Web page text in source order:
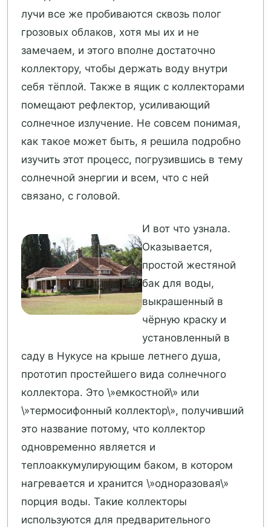
лучи все же пробиваются сквозь полог
грозовых облаков, хотя мы их и не
замечаем, и этого вполне достаточно
коллектору, чтобы держать воду внутри
себя тёплой. Также в ящик с коллекторами
помещают рефлектор, усиливающий
солнечное излучение. Не совсем понимая,
как такое может быть, я решила подробно
изучить этот процесс, погрузившись в тему
солнечной энергии и всем, что с ней
связано, с головой.
И вот что узнала.
Оказывается,
простой жестяной
бак для воды,
выкрашенный в
чёрную краску и
установленный в
саду в Нукусе на крыше летнего душа,
прототип простейшего вида солнечного
коллектора. Это \»емкостной\» или
\»термосифонный коллектор\», получивший
это название потому, что коллектор
одновременно является и
теплоаккумулирующим баком, в котором
нагревается и хранится \»одноразовая\»
порция воды. Такие коллекторы
используются для предварительного